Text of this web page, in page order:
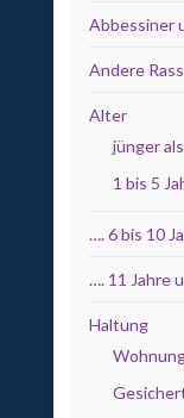
Abbessiner
Andere
Alter
jünger
1 bis 5
…. 6 bis 10
…. 11 Jahre
Haltung